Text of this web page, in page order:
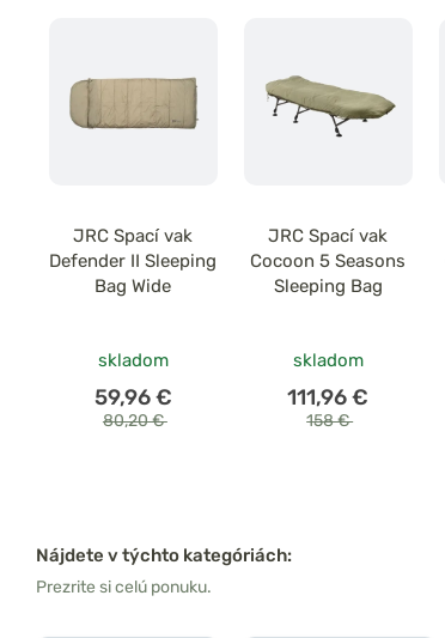
JRC Spací vak
Defender II Sleeping
Bag Wide
skladom
59,96 €
80,20 €
JRC Spací vak
Cocoon 5 Seasons
Sleeping Bag
skladom
111,96 €
158 €
Nájdete v týchto kategóriách:
Prezrite si celú ponuku.